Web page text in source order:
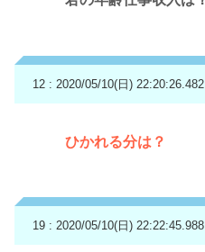
12 : 2020/05/10(日) 22:20:26.482
ひかれる分は？
19 : 2020/05/10(日) 22:22:45.988